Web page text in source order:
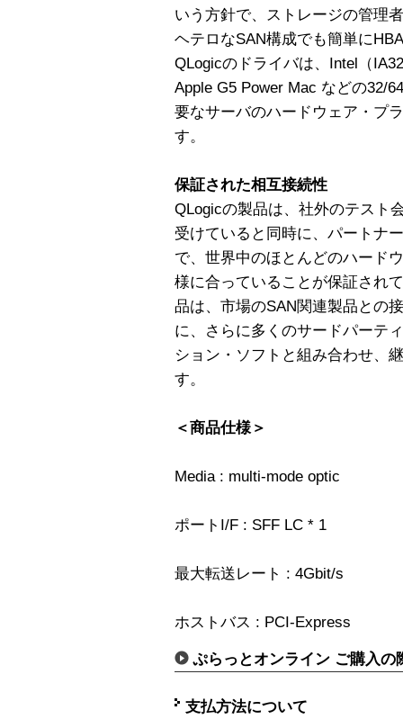
いう方針で、ストレージの管理
ヘテロなSAN構成でも簡単に
QLogicのドライバは、Intel（
Apple G5 Power Mac などの32/
要なサーバのハードウェア・プ
す。
保証された相互接続性
QLogicの製品は、社外のテスト
受けていると同時に、パートナ
で、世界中のほとんどのハード
様に合っていることが保証され
品は、市場のSAN関連製品との
に、さらに多くのサードパーテ
ション・ソフトと組み合わせ、
す。
＜商品仕様＞
Media : multi-mode optic
ポートI/F : SFF LC * 1
最大転送レート : 4Gbit/s
ホストバス : PCI-Express
ぷらっとオンライン ご購入の
支払方法について